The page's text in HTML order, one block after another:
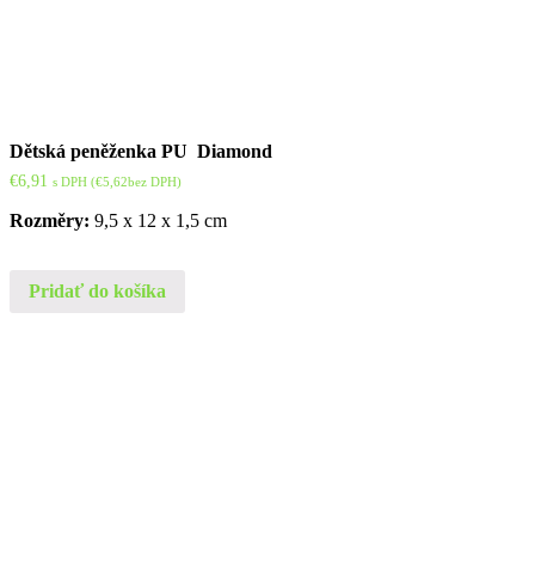
Dětská peněženka PU Diamond
€6,91 s DPH (€5,62bez DPH)
Rozměry: 9,5 x 12 x 1,5 cm
Pridať do košíka